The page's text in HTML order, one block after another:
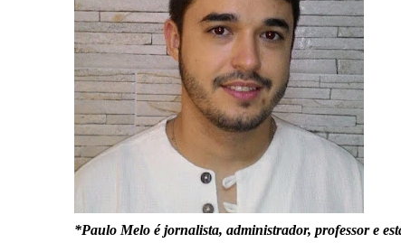
*Paulo Melo é jornalista, administrador, professor e